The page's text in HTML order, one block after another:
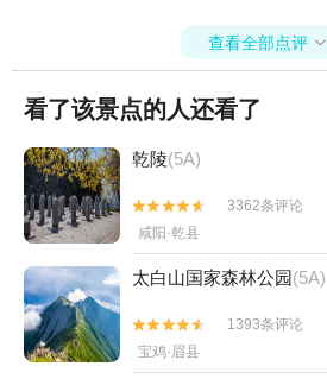
查看全部点评 
看了该景点的人还看了
乾陵(5A)


3362条评论
咸阳·乾县
太白山国家森林公园(5A)


1393条评论
宝鸡·眉县